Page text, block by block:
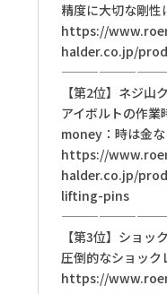
精度に大切な剛性
https://
halder.co.jp/
【第2位】ネジ山
アイボルトの作
money：時は金な
https://
halder.co.jp/
lifting-pins
【第3位】ショッ
圧倒的なショック
https://